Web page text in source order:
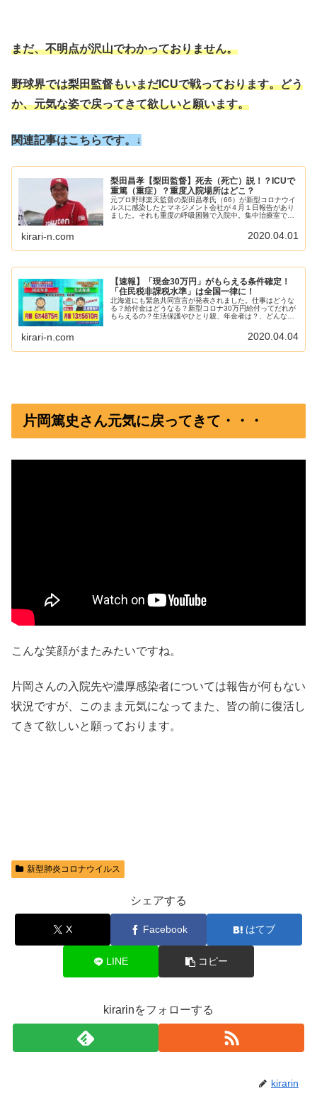
まだ、不明点が沢山でわかっておりません。
野球界では梨田監督もいまだICUで戦っております。どう
か、元気な姿で戻ってきて欲しいと願います。
関連記事はこちらです。↓
梨田昌孝【梨田監督】死去（死亡）説！？ICUで
重篤（重症）？重度入院場所はどこ？
元プロ野球楽天監督の梨田昌孝氏（66）が新型コロナウイ
ルスに感染したとマネジメント会社が４月１日報告があり
ました。それも重度の呼吸困難で入院中。集中治療室で呼
kirari-n.com 2020.04.01
【速報】「現金30万円」がもらえる条件確定！
「住民税非課税水準」は全国一律に！
北海道にも緊急共同宣言が発表されました。仕事はどうな
る？給付金はどうなる？新型コロナ30万円給付ってだれが
もらえるの？生活保護やひとり親、年金者は？、どんな世
kirari-n.com 2020.04.04
片岡篤史さん元気に戻ってきて・・・
こんな笑顔がまたみたいですね。
片岡さんの入院先や濃厚感染者については報告が何もない
状況ですが、このまま元気になってまた、皆の前に復活し
てきて欲しいと願っております。
新型肺炎コロナウイルス
シェアする
X Facebook はてブ
LINE コピー
kirarinをフォローする
kirarin